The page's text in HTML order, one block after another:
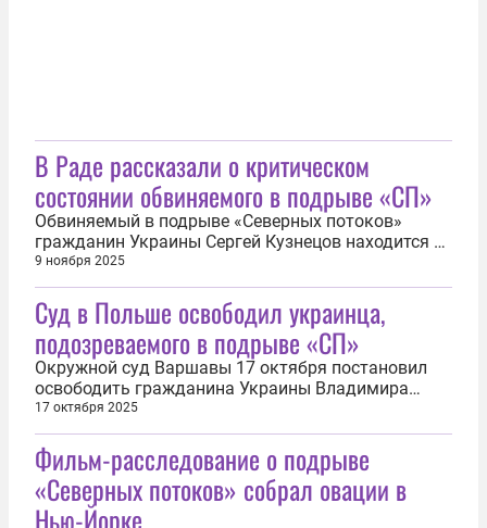
В Раде рассказали о критическом
состоянии обвиняемого в подрыве «СП»
Обвиняемый в подрыве «Северных потоков»
гражданин Украины Сергей Кузнецов находится в
критическом состоянии. Об этом 9 ноября
сообщил уполномоченный Верховной рады по
правам человека Дмитрий Лубинец. «Встретился с
Галиной Кузнецовой — женой Сергея Кузнецова,
которого арестовали в Италии по...
9 ноября 2025
Суд в Польше освободил украинца,
подозреваемого в подрыве «СП»
Окружной суд Варшавы 17 октября постановил
освободить гражданина Украины Владимира
Журавлева, подозреваемого в причастности к
подрыву газопроводов «Северный поток — 1» и
«Северный поток — 2». Кроме того, суд отказался
выдавать фигуранта дела по запросу Германии.
Решение было обосновано тем, что...
17 октября 2025
Фильм-расследование о подрыве
«Северных потоков» собрал овации в
Нью-Йорке